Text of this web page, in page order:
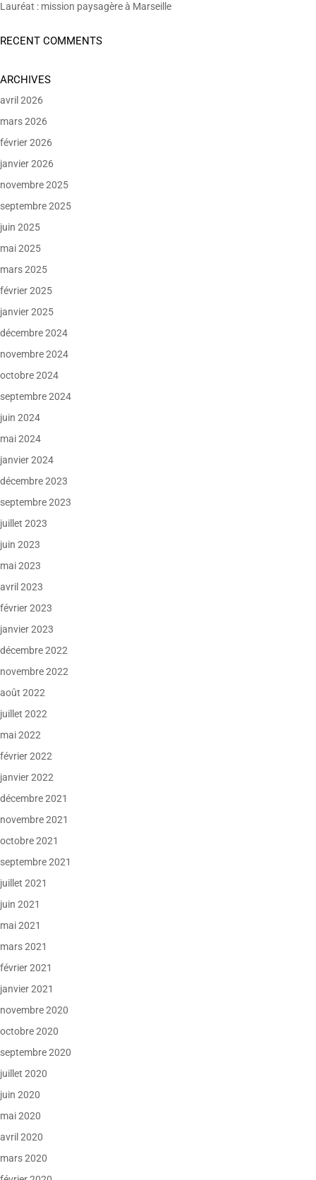
Lauréat : mission paysagère à Marseille
RECENT COMMENTS
ARCHIVES
avril 2026
mars 2026
février 2026
janvier 2026
novembre 2025
septembre 2025
juin 2025
mai 2025
mars 2025
février 2025
janvier 2025
décembre 2024
novembre 2024
octobre 2024
septembre 2024
juin 2024
mai 2024
janvier 2024
décembre 2023
septembre 2023
juillet 2023
juin 2023
mai 2023
avril 2023
février 2023
janvier 2023
décembre 2022
novembre 2022
août 2022
juillet 2022
mai 2022
février 2022
janvier 2022
décembre 2021
novembre 2021
octobre 2021
septembre 2021
juillet 2021
juin 2021
mai 2021
mars 2021
février 2021
janvier 2021
novembre 2020
octobre 2020
septembre 2020
juillet 2020
juin 2020
mai 2020
avril 2020
mars 2020